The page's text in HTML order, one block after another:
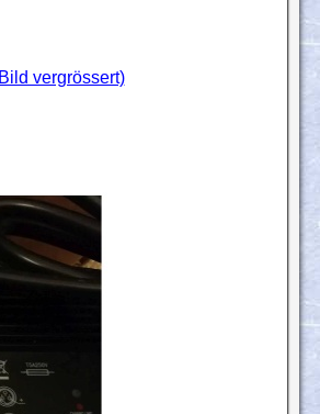
vergrössert)